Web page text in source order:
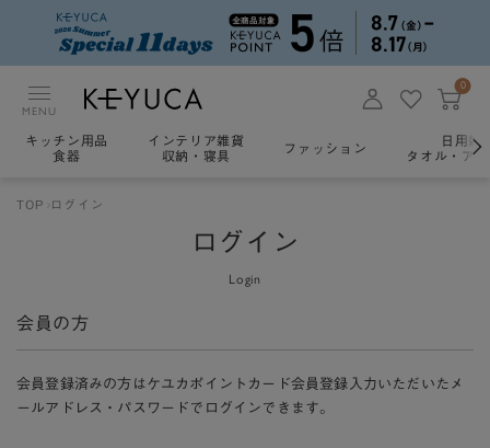
MENU
0
キッチン用品
食器
インテリア雑貨
収納・寝具
ファッション
日用雑
タオル・ア
TOP ログイン
ログイン
Login
会員の方
会員登録済みの方はケユカポイントカード会員登録入力いただいたメ
ールアドレス・パスワードでログインできます。